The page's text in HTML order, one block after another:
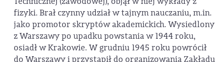
fizyki. Brał czynny udział w tajnym nauczaniu, m.in.
jako promotor skryptów akademickich. Wysiedlony
z Warszawy po upadku powstania w 1944 roku,
osiadł w Krakowie. W grudniu 1945 roku powrócił
do Warszawy i przystapił do organizowania Zakładu